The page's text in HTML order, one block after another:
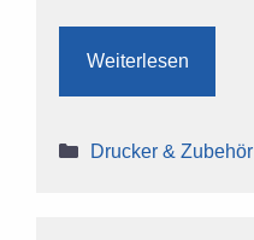
Weiterlesen
Kategorien
Drucker & Zubehör